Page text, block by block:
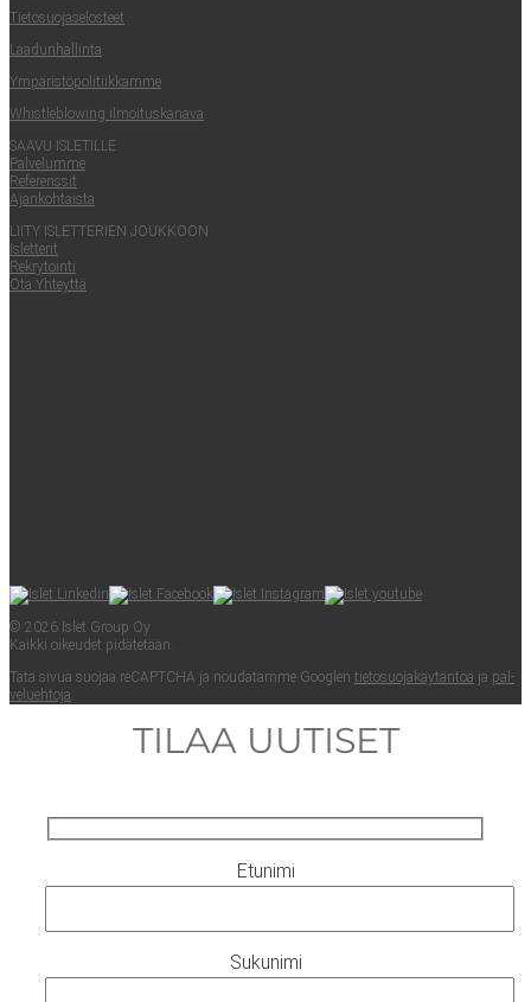
Tie­to­suo­ja­se­los­teet
Laa­dun­hal­lin­ta
Ympä­ris­tö­po­li­tiik­kam­me
Whist­le­blowing ilmoituskanava
SAA­VU ISLETILLE
Pal­ve­lum­me
Refe­rens­sit
Ajan­koh­tais­ta
LII­TY ISLET­TE­RIEN JOUKKOON
Islet­te­rit
Rek­ry­toin­ti
Ota Yhteyt­tä
© 2026 Islet Group Oy
Kaik­ki oikeu­det pidätetään.
Tätä sivua suo­jaa reCAPTC­HA ja nou­da­tam­me Googlen tie­to­suo­ja­käy­tän­töä ja pal­
ve­lueh­to­ja.
TILAA UUTISET
Etunimi
Sukunimi